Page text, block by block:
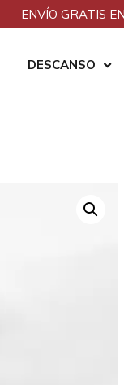
ENVÍO GRATIS
DESCANSO